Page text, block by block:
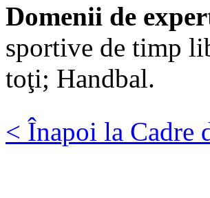
Domenii de
sportive de timp
toţi; Handbal.
< Înapoi la Cadre